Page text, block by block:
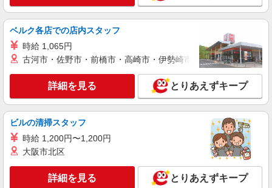
職業紹介
株式会社kotrio /●SW-S-2078014
千城台駅＊未経験スタートの先輩7割！教え上
手な病院で看護助手
【正社員】月給240,000〜400,000円 ・基本
給：200,000円〜220,000円 ・資格手当：10,000〜
30,000円 ・役職手当：10,000〜70,000円 ・処遇改
善手当：20,000〜60,000円（勤続年数、保有資格
により変動） ・固定残業手当：20,000円（10時
間） ※固定残業時間を超過する場合には超過勤務
手当として別途支給 ・夜勤手当：10,000円/1回
歓迎 ・認知症介護基礎研修 ・初任者研修 ・実務
者研修 ・介護福祉士 など
千葉市若葉区
キープ 詳細を見る
派遣社員
株式会社kotrio /●CB-H-2031193
≪千城台北≫未経験・無資格から看護助手へ挑
ベルク各店での店内スタッフ
時給 1,065円
古河市・佐野市・前橋市・高崎市・伊勢崎市・太田市・館林市
詳細を見る とりあえずキープ
ビルの清掃スタッフ
時給 1,200円〜1,200円
大阪市北区
詳細を見る とりあえずキープ